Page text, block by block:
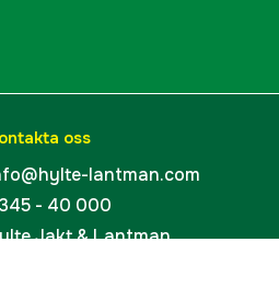
oss
lantman.com
- 40 000
Jakt & Lantman